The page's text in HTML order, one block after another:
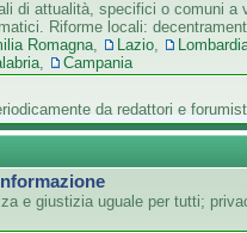
di attualità, specifici o comuni a
Riforme locali:
Romagna Lazio
Campania
da redattori e
e giustizia uguale per tutti;